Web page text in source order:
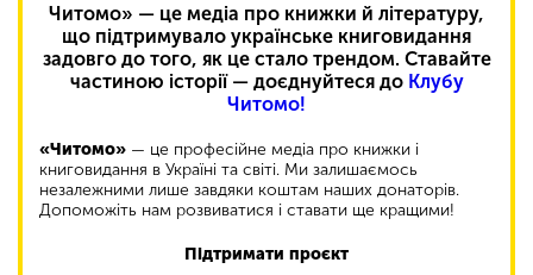
Читомо» — це медіа про книжки й літературу,
що підтримувало українське книговидання
задовго до того, як це стало трендом. Ставайте
частиною історії — доєднуйтеся до Клубу
Читомо!
«Читомо» — це професійне медіа про книжки і
книговидання в Україні та світі. Ми залишаємось
незалежними лише завдяки коштам наших донаторів.
Допоможіть нам розвиватися і ставати ще кращими!
Підтримати проєкт